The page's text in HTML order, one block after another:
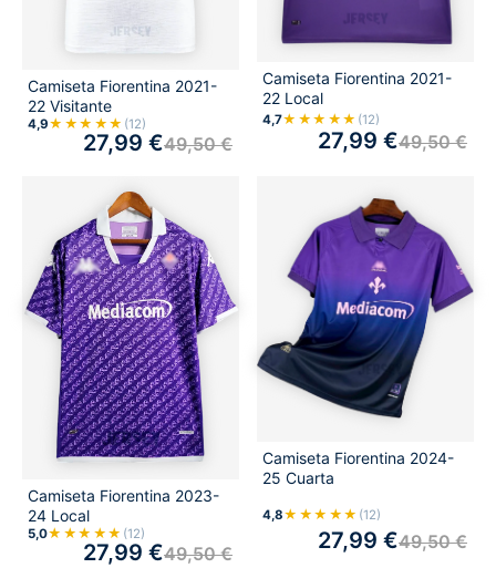
Camiseta Fiorentina 2021-
22 Visitante
4,9★★★★★ (12)
49,50€
27,99 €
Camiseta Fiorentina 2021-
22 Local
4,7★★★★★ (12)
49,50€
27,99 €
Camiseta Fiorentina 2023-
24 Local
5,0★★★★★ (12)
49,50€
27,99 €
Camiseta Fiorentina 2024-
25 Cuarta
4,8★★★★★ (12)
49,50€
27,99 €